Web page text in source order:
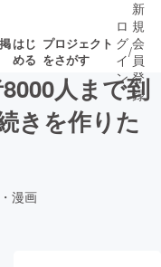
はじ
める
プロジェクト
をさがす
ロ
グ
イ
ン
/
新
規
会
員
登
録
人まで到
きを作りた
漫画